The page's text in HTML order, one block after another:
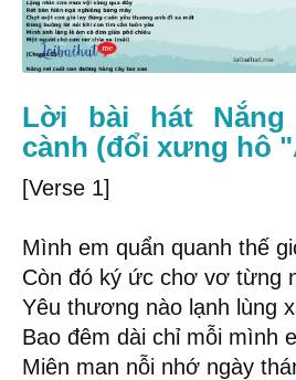
Lời bài hát
cành (đổi xưng hô
[Verse 1]
Mình em quẩn quanh thế
Còn đó ký ức chơ vơ từng
Yêu thương nào lạnh lùng
Bao đêm dài chỉ mỗi mình
Miên man nỗi nhớ ngày